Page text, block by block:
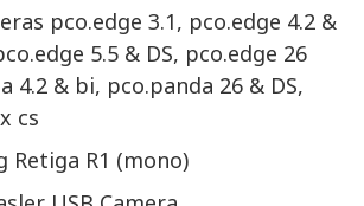
pco.edge 3.1, pco.edge 4.2 &
5.5 & DS, pco.edge 26
4.2 & bi, pco.panda 26 & DS,
cs
Retiga R1 (mono)